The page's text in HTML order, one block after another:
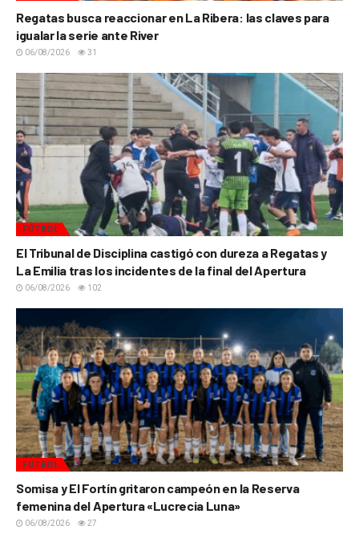
Regatas busca reaccionar en La Ribera: las claves para
igualar la serie ante River
06/08/2026 31
FÚTBOL
El Tribunal de Disciplina castigó con dureza a Regatas y
La Emilia tras los incidentes de la final del Apertura
06/08/2026 102
FÚTBOL
Somisa y El Fortín gritaron campeón en la Reserva
femenina del Apertura «Lucrecia Luna»
06/08/2026 27